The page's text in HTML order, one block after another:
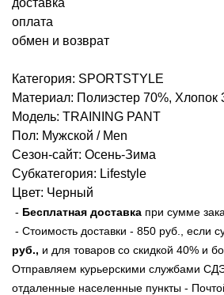
доставка
оплата
обмен и возврат
Категория: SPORTSTYLE
Материал: Полиэстер 70%, Хлопок
Модель: TRAINING PANT
Пол: Мужской / Men
Сезон-сайт: Осень-Зима
Субкатегория: Lifestyle
Цвет: Черный
- Бесплатная доставка при сумме
- Стоимость доставки - 850 руб., если
руб., и для товаров со скидкой 40% и
Отправляем курьерскими службами
отдаленные населенные пункты -